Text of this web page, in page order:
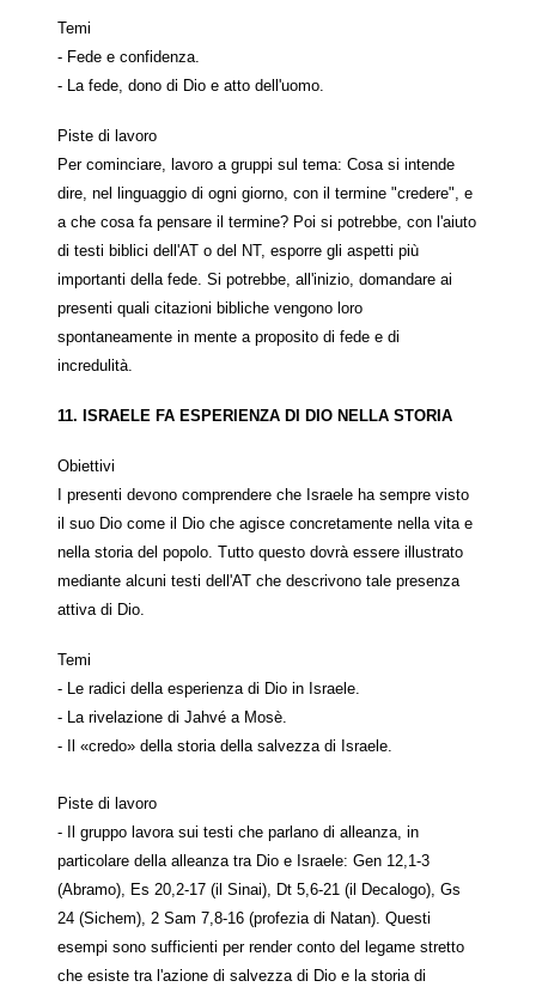
Temi
- Fede e confidenza.
- La fede, dono di Dio e atto dell'uomo.
Piste di lavoro
Per cominciare, lavoro a gruppi sul tema: Cosa si intende
dire, nel linguaggio di ogni giorno, con il termine "credere", e
a che cosa fa pensare il termine? Poi si potrebbe, con l'aiuto
di testi biblici dell'AT o del NT, esporre gli aspetti più
importanti della fede. Si potrebbe, all'inizio, domandare ai
presenti quali citazioni bibliche vengono loro
spontaneamente in mente a proposito di fede e di
incredulità.
11. ISRAELE FA ESPERIENZA DI DIO NELLA STORIA
Obiettivi
I presenti devono comprendere che Israele ha sempre visto
il suo Dio come il Dio che agisce concretamente nella vita e
nella storia del popolo. Tutto questo dovrà essere illustrato
mediante alcuni testi dell'AT che descrivono tale presenza
attiva di Dio.
Temi
- Le radici della esperienza di Dio in Israele.
- La rivelazione di Jahvé a Mosè.
- Il «credo» della storia della salvezza di Israele.
Piste di lavoro
- Il gruppo lavora sui testi che parlano di alleanza, in
particolare della alleanza tra Dio e Israele: Gen 12,1-3
(Abramo), Es 20,2-17 (il Sinai), Dt 5,6-21 (il Decalogo), Gs
24 (Sichem), 2 Sam 7,8-16 (profezia di Natan). Questi
esempi sono sufficienti per render conto del legame stretto
che esiste tra l'azione di salvezza di Dio e la storia di